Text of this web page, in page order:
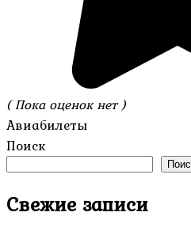
( Пока оценок нет )
Авиабилеты
Поиск
Свежие записи